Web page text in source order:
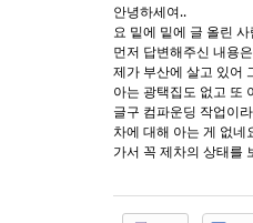
안녕하세여..
요 밑에 밑에 글 올린
먼저 답변해주신 내용
제가 부산에 살고 있어
아는 광택집도 없고 또
글구 컴파운딩 작업이
차에 대해 아는 게 없네
가서 꼭 제차의 상태를